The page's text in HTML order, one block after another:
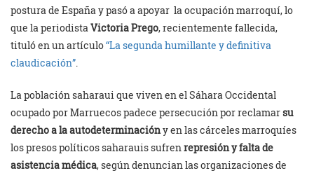
postura de España y pasó a apoyar la ocupación marroquí, lo
que la periodista Victoria Prego, recientemente fallecida,
tituló en un artículo“La segunda humillante y definitiva
claudicación”
La población saharaui que viven en el Sáhara Occidental
ocupado por Marruecos padece persecución por reclamar su
derecho a la autodeterminacióny en las cárceles marroquíes
los presos políticos saharauis sufren represión y falta de
asistencia médica, según denuncian las organizaciones de